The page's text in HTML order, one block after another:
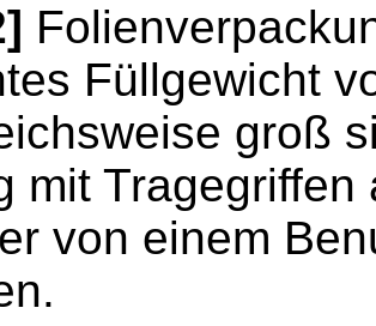
Füllgewicht
groß
mit
von einem